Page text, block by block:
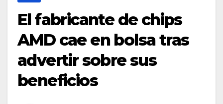
El fabricante de chips
AMD cae en bolsa tras
advertir sobre sus
beneficios